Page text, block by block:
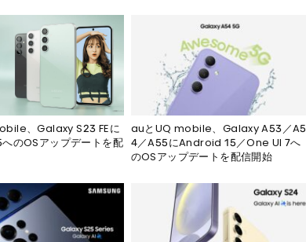
、Galaxy S23 FEに
のOSアップデートを配
auとUQ mobile、Galaxy A53／A5
4／A55にAndroid 15／One UI 7へ
のOSアップデートを配信開始